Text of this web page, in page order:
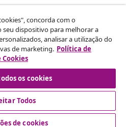
da sua encomenda.
o contrato
concorda com o
dispositivo para melhorar a
analisar a utilização do
de marketing. Política de
Cookies
os cookies
Todos
de cookies